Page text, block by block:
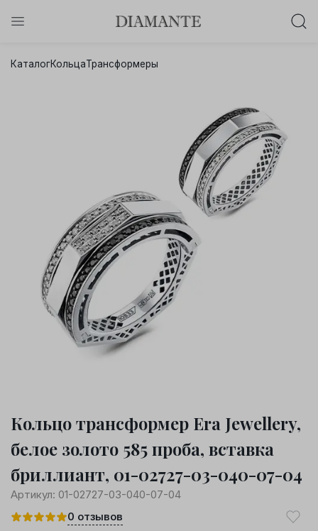
Осталось:
КаталогКольцаТрансформеры
Кольцо трансформер Era Jewellery,
белое золото 585 проба, вставка
бриллиант, 01-02727-03-040-07-04
Артикул: 01-02727-03-040-07-04
0 отзывов